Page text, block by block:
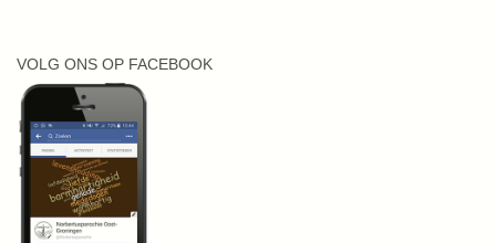
VOLG ONS OP FACEBOOK